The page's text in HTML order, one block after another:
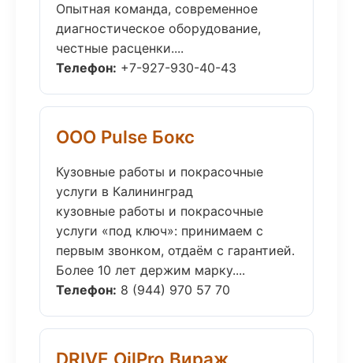
Опытная команда, современное
диагностическое оборудование,
честные расценки....
Телефон: +7-927-930-40-43
ООО Pulse Бокс
Кузовные работы и покрасочные
услуги в Калининград
кузовные работы и покрасочные
услуги «под ключ»: принимаем с
первым звонком, отдаём с гарантией.
Более 10 лет держим марку....
Телефон: 8 (944) 970 57 70
DRIVE OilPro Вираж